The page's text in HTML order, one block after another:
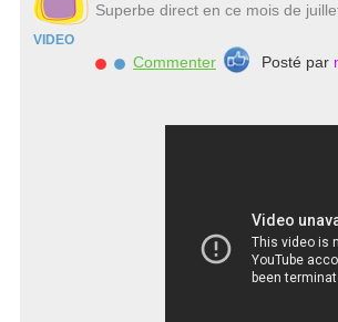
VIDEO
Superbe direct en ce mois de
Commenter Posté par